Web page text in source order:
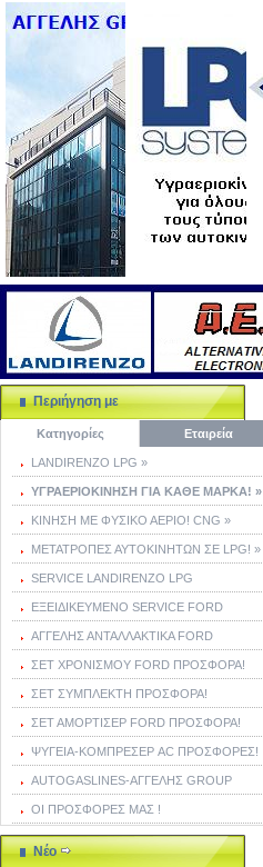
Περιήγηση με
Κατηγορίες Εταιρεία
LANDIRENZO LPG »
ΥΓΡΑΕΡΙΟΚΙΝΗΣΗ ΓΙΑ ΚΑΘΕ ΜΑΡΚΑ! »
ΚΙΝΗΣΗ ΜΕ ΦΥΣΙΚΟ ΑΕΡΙΟ! CNG »
ΜΕΤΑΤΡΟΠΕΣ ΑΥΤΟΚΙΝΗΤΩΝ ΣΕ LPG! »
SERVICE LANDIRENZO LPG
ΕΞΕΙΔΙΚΕΥΜΕΝΟ SERVICE FORD
ΑΓΓΕΛΗΣ ΑΝΤΑΛΛΑΚΤΙΚΑ FORD
ΣΕΤ ΧΡΟΝΙΣΜΟΥ FORD ΠΡΟΣΦΟΡΑ!
ΣΕΤ ΣΥΜΠΛΕΚΤΗ ΠΡΟΣΦΟΡΑ!
ΣΕΤ ΑΜΟΡΤΙΣΕΡ FORD ΠΡΟΣΦΟΡΑ!
ΨΥΓΕΙΑ-ΚΟΜΠΡΕΣΕΡ AC ΠΡΟΣΦΟΡΕΣ!
AUTOGASLINES-ΑΓΓΕΛΗΣ GROUP
ΟΙ ΠΡΟΣΦΟΡΕΣ ΜΑΣ !
Νέο